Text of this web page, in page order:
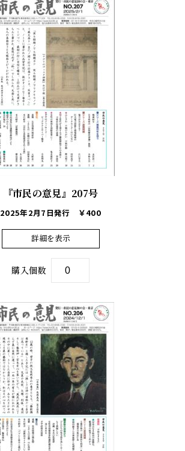
『市民の意見』207号
2025年2月7日発行 ￥400
詳細を表示
購入個数